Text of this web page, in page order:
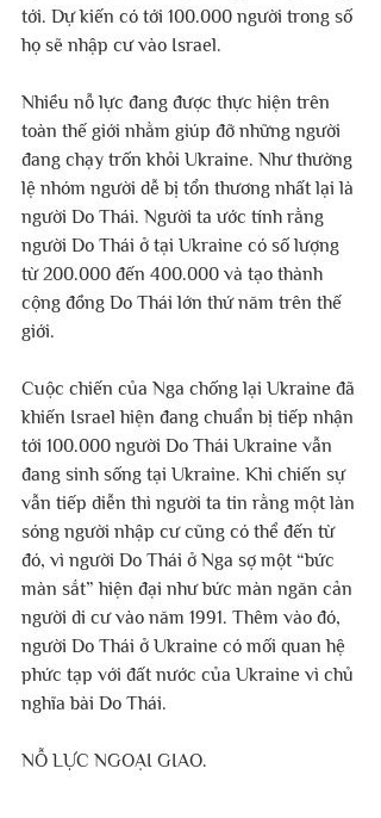
tới. Dự kiến ​​có tới 100.000 người trong số
họ sẽ nhập cư vào Israel.
Nhiều nỗ lực đang được thực hiện trên
toàn thế giới nhằm giúp đỡ những người
đang chạy trốn khỏi Ukraine. Như thường
lệ nhóm người dễ bị tổn thương nhất lại là
người Do Thái. Người ta ước tính rằng
người Do Thái ở tại Ukraine có số lượng
từ 200.000 đến 400.000 và tạo thành
cộng đồng Do Thái lớn thứ năm trên thế
giới.
Cuộc chiến của Nga chống lại Ukraine đã
khiến Israel hiện đang chuẩn bị tiếp nhận
tới 100.000 người Do Thái Ukraine vẫn
đang sinh sống tại Ukraine. Khi chiến sự
vẫn tiếp diễn thì người ta tin rằng một làn
sóng người nhập cư cũng có thể đến từ
đó, vì người Do Thái ở Nga sợ một “bức
màn sắt” hiện đại như bức màn ngăn cản
người di cư vào năm 1991. Thêm vào đó,
người Do Thái ở Ukraine có mối quan hệ
phức tạp với đất nước của Ukraine vì chủ
nghĩa bài Do Thái.
NỖ LỰC NGOẠI GIAO.